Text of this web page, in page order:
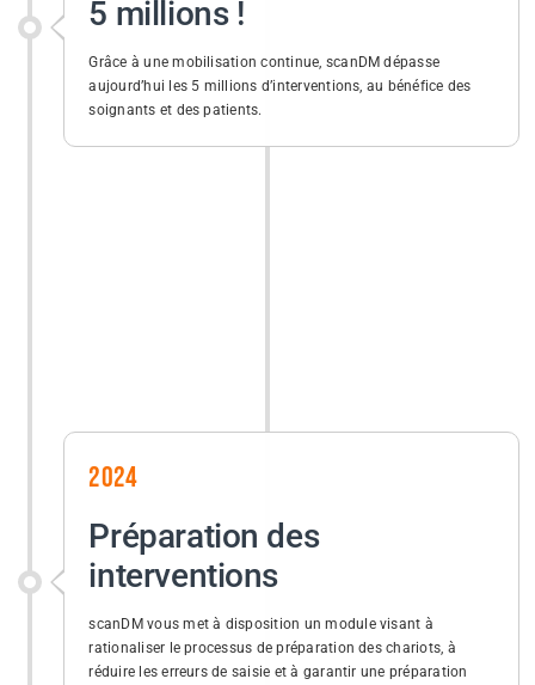
5 millions !
Grâce à une mobilisation continue, scanDM dépasse
aujourd’hui les 5 millions d’interventions, au bénéfice des
soignants et des patients.
2024
Préparation des
interventions
scanDM vous met à disposition un module visant à
rationaliser le processus de préparation des chariots, à
réduire les erreurs de saisie et à garantir une préparation